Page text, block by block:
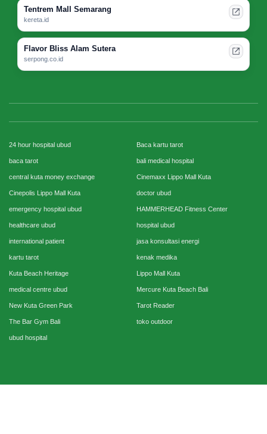
Tentrem Mall Semarang
kereta.id
Flavor Bliss Alam Sutera
serpong.co.id
24 hour hospital ubud Baca kartu tarot
baca tarot bali medical hospital
central kuta money exchange Cinemaxx Lippo Mall Kuta
Cinepolis Lippo Mall Kuta doctor ubud
emergency hospital ubud HAMMERHEAD Fitness Center
healthcare ubud hospital ubud
international patient jasa konsultasi energi
kartu tarot kenak medika
Kuta Beach Heritage Lippo Mall Kuta
medical centre ubud Mercure Kuta Beach Bali
New Kuta Green Park Tarot Reader
The Bar Gym Bali toko outdoor
ubud hospital